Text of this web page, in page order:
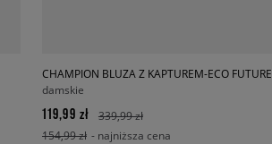
CHAMPION BLUZA Z KAPTUREM-ECO FUTURE
damskie
119,99 zł
339,99 zł
154,99 zł - najniższa cena